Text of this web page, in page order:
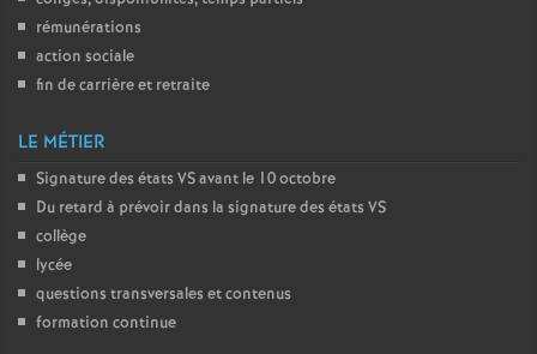
rémunérations
action sociale
fin de carrière et retraite
LE MÉTIER
Signature des états VSavant le 10 octobre
Du retard à prévoir dans la signature des états VS
collège
lycée
questions transversales et contenus
formation continue